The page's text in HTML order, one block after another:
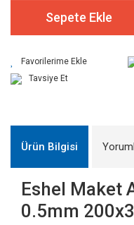
Sepete Ekle
Tavsiye Et
Ürün Bilgisi
Eshel Maket
0.5mm